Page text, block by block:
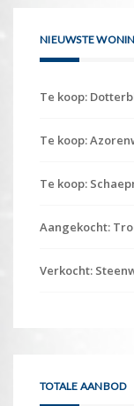
NIEUWSTE
Te koop:
Te koop:
Te koop:
Aangekocht:
Verkocht:
TOTALE AANBOD